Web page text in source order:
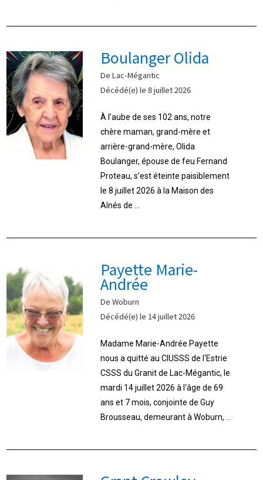
Boulanger Olida
De Lac-Mégantic
Décédé(e) le 8 juillet 2026
À l’aube de ses 102 ans, notre
chère maman, grand-mère et
arrière-grand-mère, Olida
Boulanger, épouse de feu Fernand
Proteau, s’est éteinte paisiblement
le 8 juillet 2026 à la Maison des
Aînés de ...
Payette Marie-
Andrée
De Woburn
Décédé(e) le 14 juillet 2026
Madame Marie-Andrée Payette
nous a quitté au CIUSSS de l‘Estrie
CSSS du Granit de Lac-Mégantic, le
mardi 14 juillet 2026 à l‘âge de 69
ans et 7 mois, conjointe de Guy
Brousseau, demeurant à Woburn, ...